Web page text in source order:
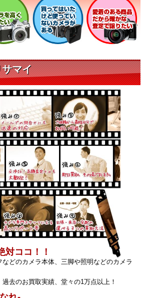
対ココ！！
どのカメラ本体、三脚や照明などのカメラ
去のお買取実績、堂々の1万点以上！